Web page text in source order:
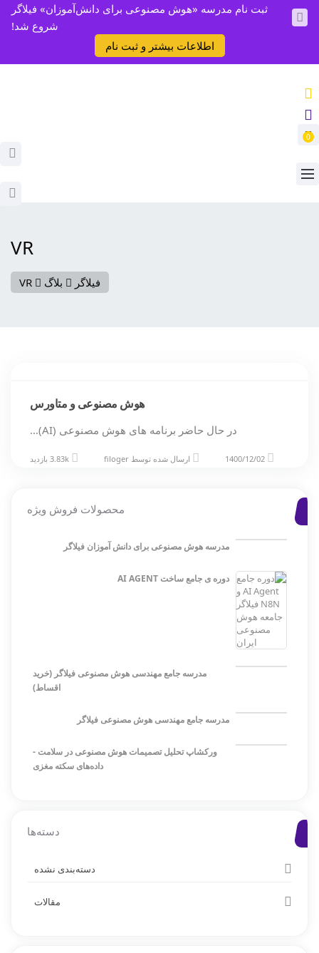
ثبت نام مدرسه «هوش مصنوعی برای دانش‌آموزان» فیلاگر
شروع شد!
اطلاعات بیشتر و ثبت نام
0
VR
فیلاگر بلاگ VR
هوش‌ مصنوعی و متاورس
در حال حاضر برنامه های هوش مصنوعی (AI)…
1400/12/02 ارسال شده توسط filoger
محصولات فروش ویژه
مدرسه هوش مصنوعی برای دانش آموزان فیلاگر
دوره ی جامع ساخت AI AGENT
مدرسه جامع مهندسی هوش مصنوعی فیلاگر (خرید
اقساط)
مدرسه جامع مهندسی هوش مصنوعی فیلاگر
ورکشاپ تحلیل تصمیمات هوش مصنوعی در سلامت -
داده‌های سکته مغزی
دسته‌ها
دسته‌بندی نشده
مقالات